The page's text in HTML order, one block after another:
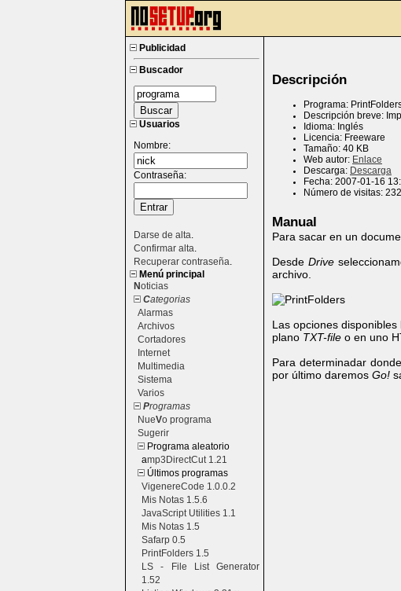
Publicidad
Buscador
Usuarios
Nombre:
Contraseña:
Darse de alta
Confirmar alta
Recuperar contraseña
Menú principal
Noticias
Categorias
Alarmas
Archivos
Cortadores
Internet
Multimedia
Sistema
Varios
Programas
NueVo programa
Sugerir
Programa aleatorio
amp3DirectCut 1.21
Últimos programas
VigenereCode 1.0.0.2
Mis Notas 1.5.6
JavaScript Utilities 1.1
Mis Notas 1.5
Safarp 0.5
PrintFolders 1.5
LS - File List Generator
1.52
Descripción
Programa:
Descripción breve:
Idioma: Inglés
Licencia: Freeware
Tamaño: 40 KB
Web autor: Enlace
Descarga: Descarga
Fecha: 2007-01-16
Número de visitas:
Manual
Para sacar en un
Desde Drive
archivo.
Las opciones
plano TXT-file o en uno
Para determinadar
por último daremos Go!